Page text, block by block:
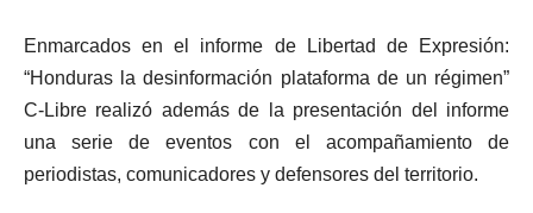
Enmarcados en el informe de Libertad de Expresión:
“Honduras la desinformación plataforma de un régimen”
C-Libre realizó además de la presentación del informe
una serie de eventos con el acompañamiento de
periodistas, comunicadores y defensores del territorio.